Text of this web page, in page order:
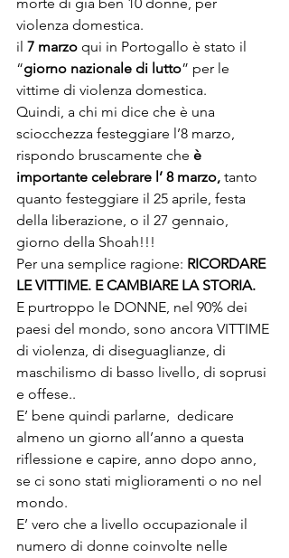
morte di già ben 10 donne, per
violenza domestica.
il 7 marzo qui in Portogallo è stato il
“giorno nazionale di lutto” per le
vittime di violenza domestica.
Quindi, a chi mi dice che è una
sciocchezza festeggiare l’8 marzo,
rispondo bruscamente che è
importante celebrare l’ 8 marzo, tanto
quanto festeggiare il 25 aprile, festa
della liberazione, o il 27 gennaio,
giorno della Shoah!!!
Per una semplice ragione: RICORDARE
LE VITTIME. E CAMBIARE LA STORIA.
E purtroppo le DONNE, nel 90% dei
paesi del mondo, sono ancora VITTIME
di violenza, di diseguaglianze, di
maschilismo di basso livello, di soprusi
e offese..
E’ bene quindi parlarne,  dedicare
almeno un giorno all’anno a questa
riflessione e capire, anno dopo anno,
se ci sono stati miglioramenti o no nel
mondo.
E’ vero che a livello occupazionale il
numero di donne coinvolte nelle